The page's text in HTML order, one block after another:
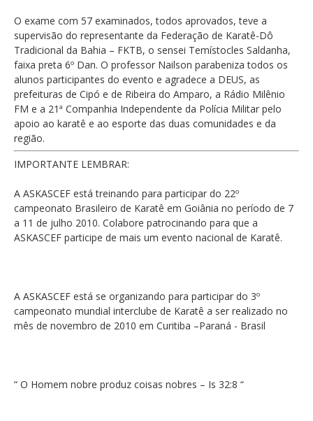
O exame com 57 examinados, todos aprovados, teve a
supervisão do representante da Federação de Karatê-Dô
Tradicional da Bahia – FKTB, o sensei Temístocles Saldanha,
faixa preta 6º Dan. O professor Nailson parabeniza todos os
alunos participantes do evento e agradece a DEUS, as
prefeituras de Cipó e de Ribeira do Amparo, a Rádio Milênio
FM e a 21ª Companhia Independente da Polícia Militar pelo
apoio ao karatê e ao esporte das duas comunidades e da
região.
IMPORTANTE LEMBRAR:
A ASKASCEF está treinando para participar do 22º
campeonato Brasileiro de Karatê em Goiânia no período de 7
a 11 de julho 2010. Colabore patrocinando para que a
ASKASCEF participe de mais um evento nacional de Karatê.
A ASKASCEF está se organizando para participar do 3º
campeonato mundial interclube de Karatê a ser realizado no
mês de novembro de 2010 em Curitiba –Paraná - Brasil
“ O Homem nobre produz coisas nobres – Is 32:8 “